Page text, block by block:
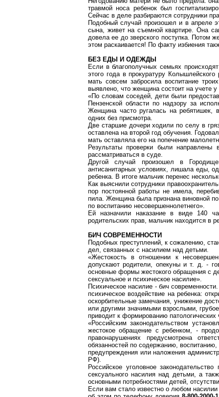
травмой носа ребенок был
Сейчас в деле разбираются сотрудники
Подобный случай произошел и в апреле
сына, живет на съемной квартире. Она
довела ее до зверского поступка. Потом
этом раскаивается! По факту избиения
БЕЗ ЕДЫ И ОДЕЖДЫ
Если в благополучных семьях
этого года в прокуратуру Колышлейского
мать совсем забросила воспитание
выявлено, что женщина состоит на учете у
«По словам соседей, дети были
Пензенской области по надзору за
Женщина часто ругалась на ребятишек,
одних без присмотра.
Две старшие дочери ходили по селу в
оставлена на второй год обучения.
мать оставляла его на попечение
Результаты проверки были
рассматриваться в суде.
Другой случай произошел в
антисанитарных условиях, лишала еды,
ребенка. В итоге мальчик перенес
Как выяснили сотрудники
пор постоянной работы не имела,
пила. Женщина была признана виновной по
по воспитанию несовершеннолетнего».
Ей назначили наказание в виде 140
родительских прав, мальчик находится в
БИЧ СОВРЕМЕННОСТИ
Подобных преступлений, к сожалению,
дел, связанных с насилием над детьми.
«Жестокость в отношении к
допускают родители, опекуны и т. д. -
основные формы жестокого обращения с
сексуальное и психическое насилие».
Психическое насилие - бич
психическое воздействие на ребенка:
оскорбительные замечания, унижение
или другими значимыми взрослыми,
приводит к формированию патологических
«Российским законодательством
жестокое обращение с ребенком, -
правонарушениях предусмотрена
обязанностей по содержанию,
предупреждения или наложения
РФ).
Российское уголовное
сексуального насилия над детьми, а
основными потребностями детей,
Если вам стало известно о любом